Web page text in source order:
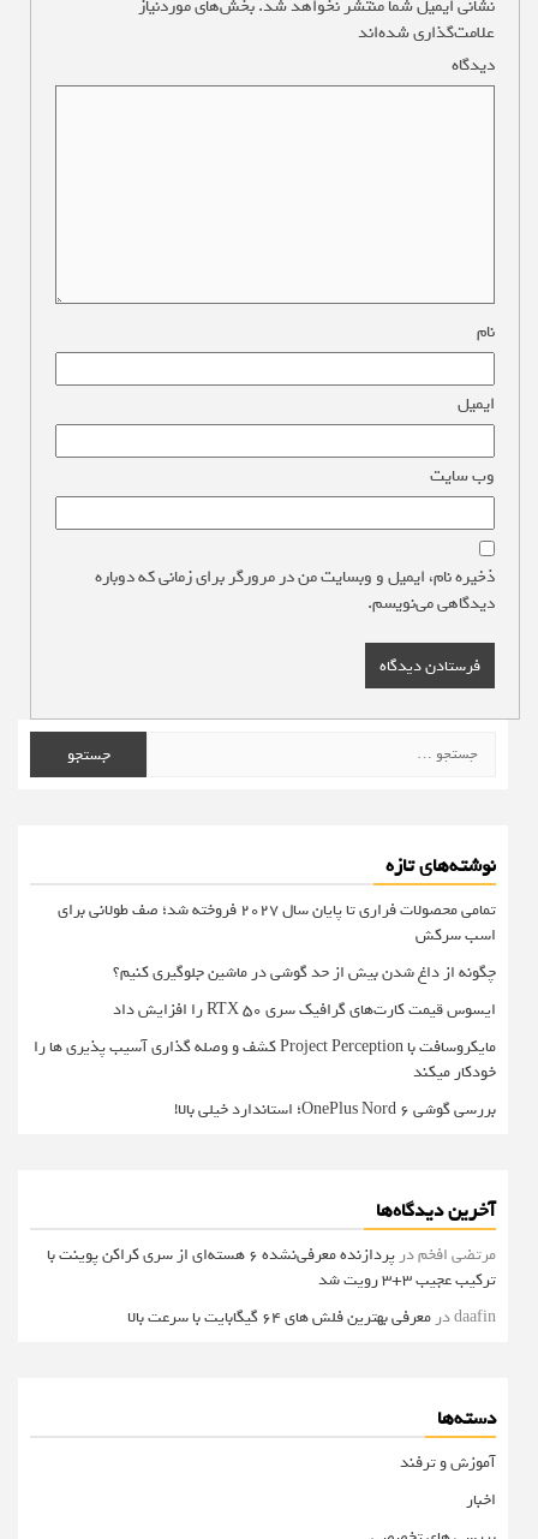
نشانی ایمیل شما منتشر نخواهد شد.بخش‌های موردنیاز
علامت‌گذاری شده‌اند
دیدگاه
نام
ایمیل
وب‌ سایت
ذخیره نام، ایمیل و وبسایت من در مرورگر برای زمانی که دوباره
دیدگاهی می‌نویسم.
برای:
نوشته‌های تازه
تمامی محصولات فراری تا پایان سال ۲۰۲۷ فروخته شد؛ صف طولانی برای
اسب سرکش
چگونه از داغ شدن بیش از حد گوشی در ماشین جلوگیری کنیم؟
ایسوس قیمت کارت‌های گرافیک سری RTX 50 را افزایش داد
مایکروسافت با Project Perception کشف و وصله گذاری آسیب پذیری ها را
خودکار میکند
بررسی گوشی OnePlus Nord 6؛ استاندارد خیلی بالا!
آخرین دیدگاه‌ها
مرتضی افخمدر
پردازنده معرفی‌نشده 6 هسته‌ای از سری کراکن پوینت با
ترکیب عجیب 3+3 رویت شد
daafinدرمعرفی بهترین فلش های 64 گیگابایت با سرعت بالا
دسته‌ها
آموزش و ترفند
اخبار